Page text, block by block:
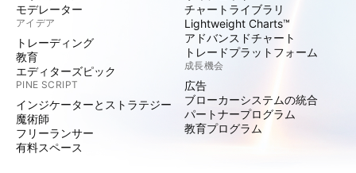
モデレーター
アイデア
トレーディング
教育
エディターズピック
PINE SCRIPT
インジケーターとストラテジー
魔術師
フリーランサー
有料スペース
チャートライブラリ
Lightweight Charts™
アドバンスドチャート
トレードプラットフォーム
成長機会
広告
ブローカーシステムの統合
パートナープログラム
教育プログラム